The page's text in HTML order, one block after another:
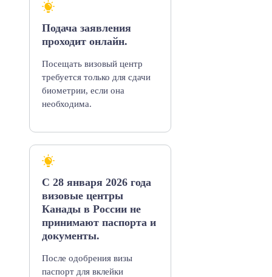
Подача заявления
проходит онлайн.
Посещать визовый центр
требуется только для сдачи
биометрии, если она
необходима.
С 28 января 2026 года
визовые центры
Канады в России не
принимают паспорта и
документы.
После одобрения визы
паспорт для вклейки